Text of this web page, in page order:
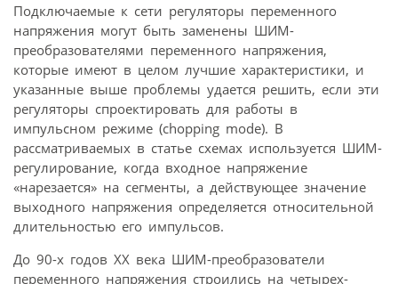
Подключаемые к сети регуляторы переменного
напряжения могут быть заменены ШИМ-
преобразователями переменного напряжения,
которые имеют в целом лучшие характеристики, и
указанные выше проблемы удается решить, если эти
регуляторы спроектировать для работы в
импульсном режиме (chopping mode). В
рассматриваемых в статье схемах используется ШИМ-
регулирование, когда входное напряжение
«нарезается» на сегменты, а действующее значение
выходного напряжения определяется относительной
длительностью его импульсов.
До 90-х годов XX века ШИМ-преобразователи
переменного напряжения строились на четырех­